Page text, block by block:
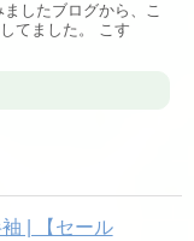
したブログから、こ
てました。 こす
| 【セール